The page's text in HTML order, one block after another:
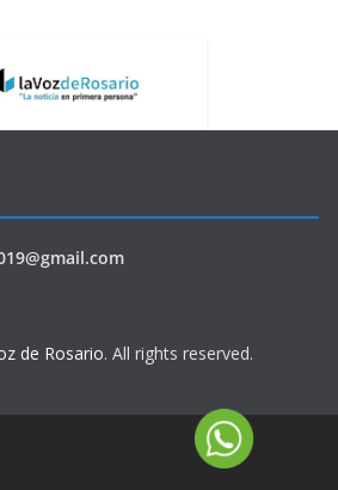
de Rosario. All rights reserved.